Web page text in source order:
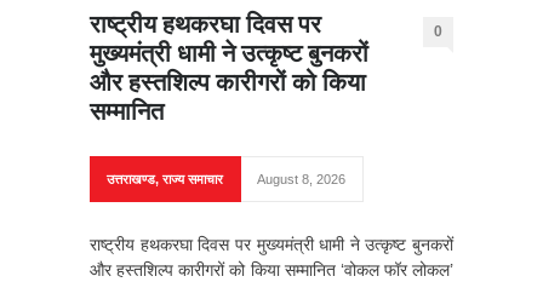
राष्ट्रीय हथकरघा दिवस पर
मुख्यमंत्री धामी ने उत्कृष्ट बुनकरों
और हस्तशिल्प कारीगरों को किया
सम्मानित
0
उत्तराखण्ड,राज्य समाचार August 8, 2026
राष्ट्रीय हथकरघा दिवस पर मुख्यमंत्री धामी ने उत्कृष्ट बुनकरों
और हस्तशिल्प कारीगरों को किया सम्मानित ‘वोकल फॉर लोकल’